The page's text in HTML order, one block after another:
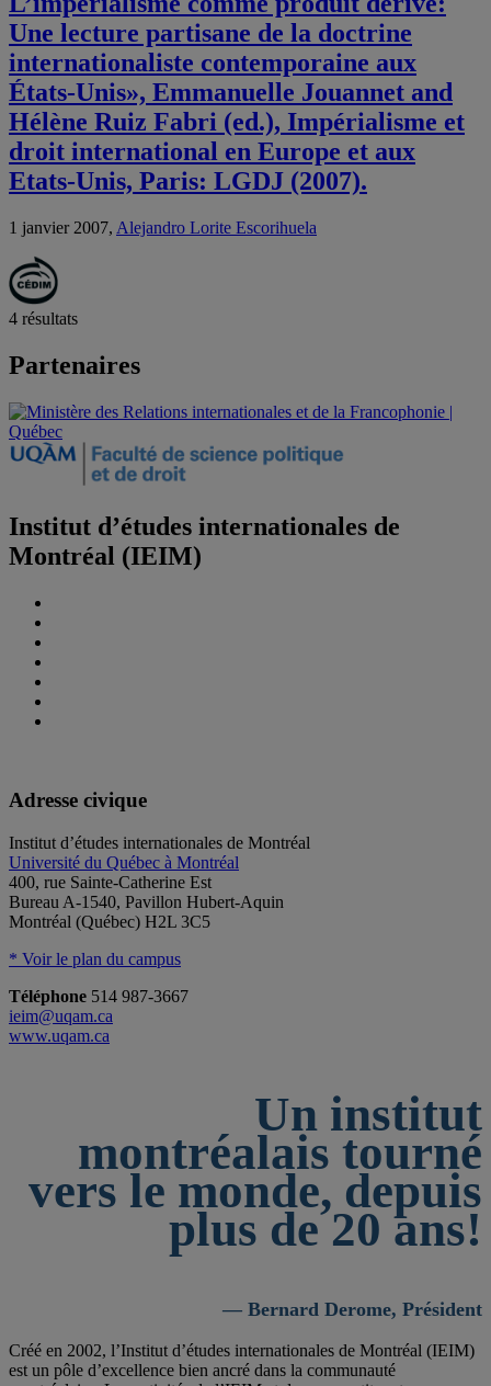
Une lecture partisane de la doctrine
internationaliste contemporaine aux
États-Unis», Emmanuelle Jouannet and
Hélène Ruiz Fabri (ed.), Impérialisme et
droit international en Europe et aux
Etats-Unis, Paris: LGDJ (2007).
1 janvier 2007, Alejandro Lorite Escorihuela
4 résultats
Partenaires
Institut d’études internationales de
Montréal (IEIM)
Adresse civique
Institut d’études internationales de Montréal
Université du Québec à Montréal
400, rue Sainte-Catherine Est
Bureau A-1540, Pavillon Hubert-Aquin
Montréal (Québec) H2L 3C5
* Voir le plan du campus
Téléphone 514 987-3667
ieim@uqam.ca
www.uqam.ca
Un institut
montréalais tourné
vers le monde, depuis
plus de 20 ans!
— Bernard Derome, Président
Créé en 2002, l’Institut d’études internationales de Montréal (IEIM)
est un pôle d’excellence bien ancré dans la communauté